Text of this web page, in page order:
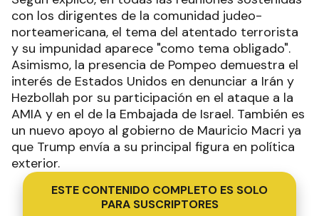
con los dirigentes de la comunidad judeo-
norteamericana, el tema del atentado terrorista
y su impunidad aparece "como tema obligado".
Asimismo, la presencia de Pompeo demuestra el
interés de Estados Unidos en denunciar a Irán y
Hezbollah por su participación en el ataque a la
AMIA y en el de la Embajada de Israel. También es
un nuevo apoyo al gobierno de Mauricio Macri ya
que Trump envía a su principal figura en política
exterior.
ESTE CONTENIDO COMPLETO ES SOLO
PARA SUSCRIPTORES